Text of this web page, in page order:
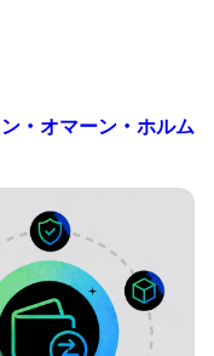
・オマーン・ホルム